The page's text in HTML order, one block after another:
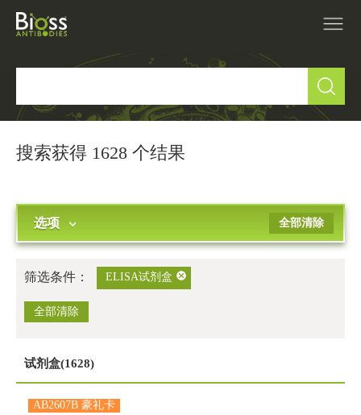
技术支持
搜索获得 1628 个结果
选项 全部清除
筛选条件： ELISA试剂盒
全部清除
试剂盒(1628)
AB2607B 豪礼卡